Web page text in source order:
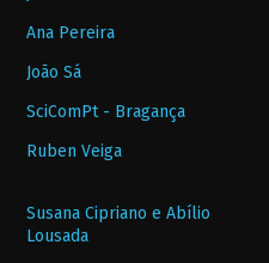
Ana Pereira
João Sá
SciComPt - Bragança
Ruben Veiga
Susana Cipriano e Abílio
Lousada